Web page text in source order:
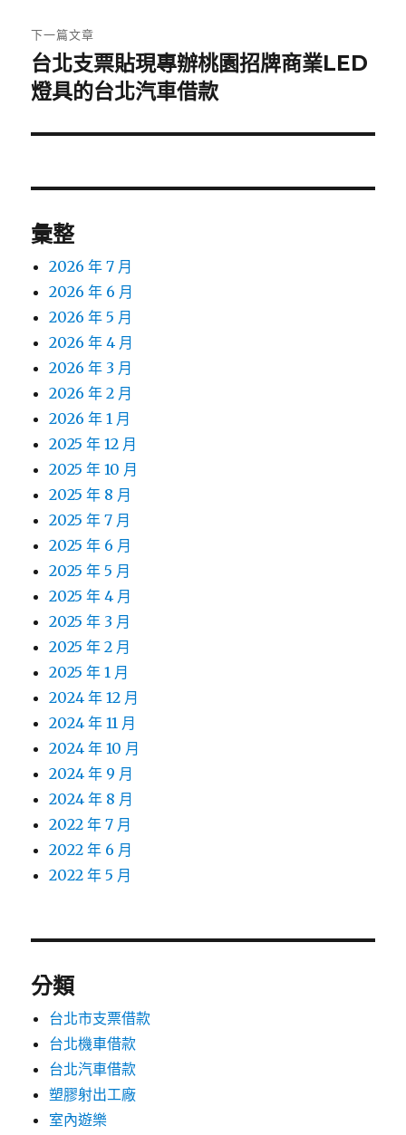
章:
下一篇文章
下
一
文
台北支票貼現專辦桃園招牌商業LED
燈具的台北汽車借款
彙整
2026 年 7 月
2026 年 6 月
2026 年 5 月
2026 年 4 月
2026 年 3 月
2026 年 2 月
2026 年 1 月
2025 年 12 月
2025 年 10 月
2025 年 8 月
2025 年 7 月
2025 年 6 月
2025 年 5 月
2025 年 4 月
2025 年 3 月
2025 年 2 月
2025 年 1 月
2024 年 12 月
2024 年 11 月
2024 年 10 月
2024 年 9 月
2024 年 8 月
2022 年 7 月
2022 年 6 月
2022 年 5 月
分類
台北市支票借款
台北機車借款
台北汽車借款
塑膠射出工廠
室內遊樂